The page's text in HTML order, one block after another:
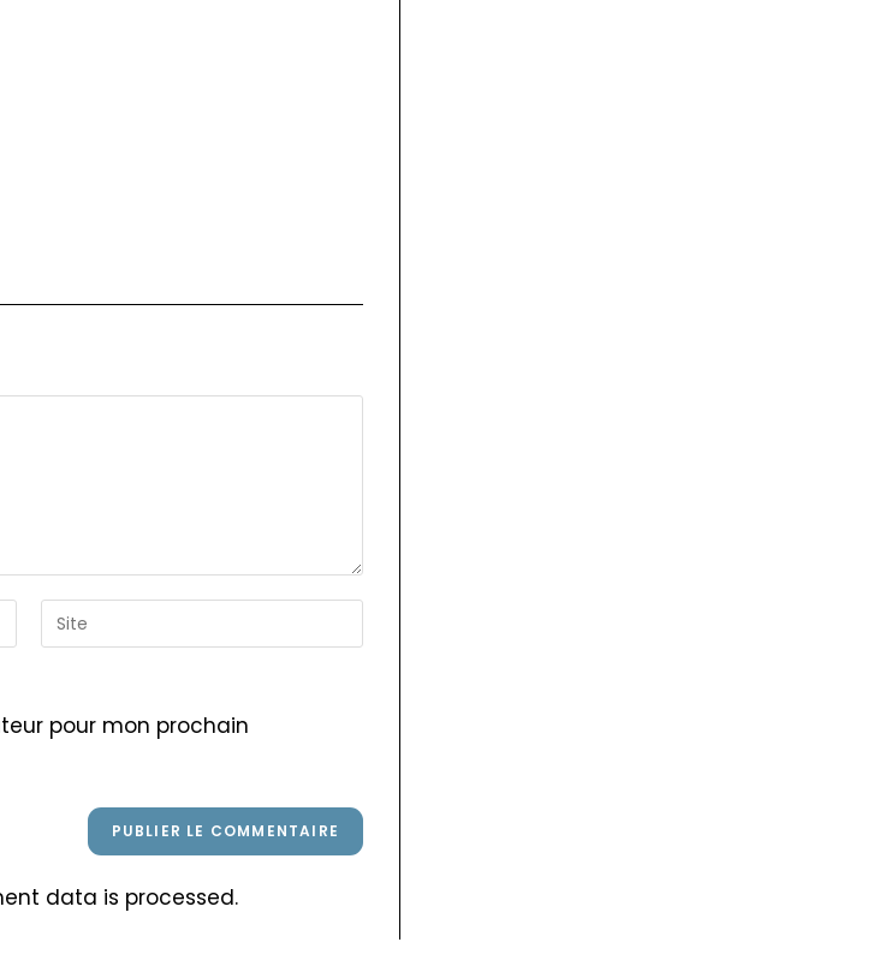
Saisir
l’URL
site
pour mon prochain
data is processed.